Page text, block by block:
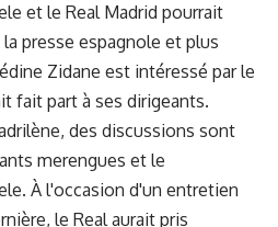
et le Real Madrid pourrait
presse espagnole et plus
Zidane est intéressé par le
fait part à ses dirigeants.
des discussions sont
merengues et le
À l'occasion d'un entretien
le Real aurait pris